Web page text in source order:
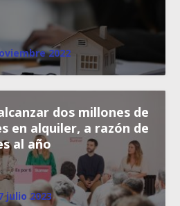
2022
dos millones de
en alquiler, a razón de
al año
julio 2023